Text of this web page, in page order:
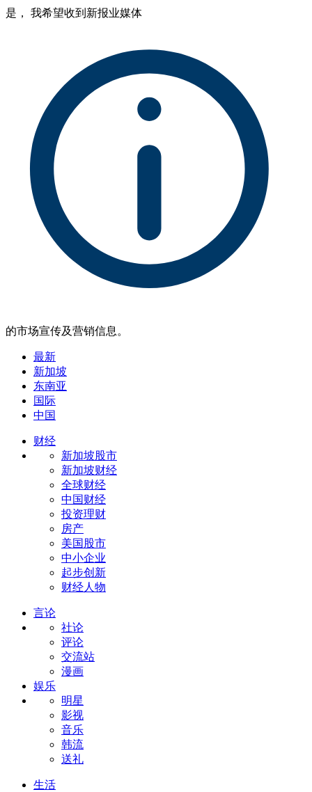
是， 我希望收到新报业媒体
的市场宣传及营销信息。
最新
新加坡
东南亚
国际
中国
财经
新加坡股市
新加坡财经
全球财经
中国财经
投资理财
房产
美国股市
中小企业
起步创新
财经人物
言论
社论
评论
交流站
漫画
娱乐
明星
影视
音乐
韩流
送礼
生活